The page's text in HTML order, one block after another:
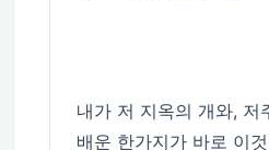
내가 저 지옥의 개와, 저
배운 한가지가 바로 이